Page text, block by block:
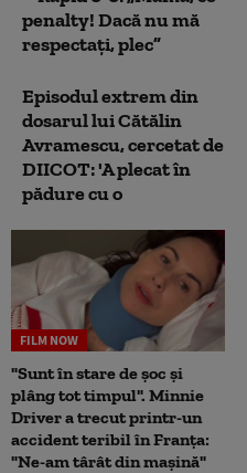
penalty! Dacă nu mă
respectați, plec”
Episodul extrem din
dosarul lui Cătălin
Avramescu, cercetat de
DIICOT: 'A plecat în
pădure cu o
FILM NOW
"Sunt în stare de șoc și
plâng tot timpul". Minnie
Driver a trecut printr-un
accident teribil în Franța:
"Ne-am târât din mașină"